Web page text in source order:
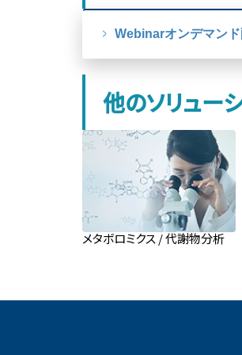
Webinarオンデマン
他のソリュー
メタボロミクス / 代謝物分析